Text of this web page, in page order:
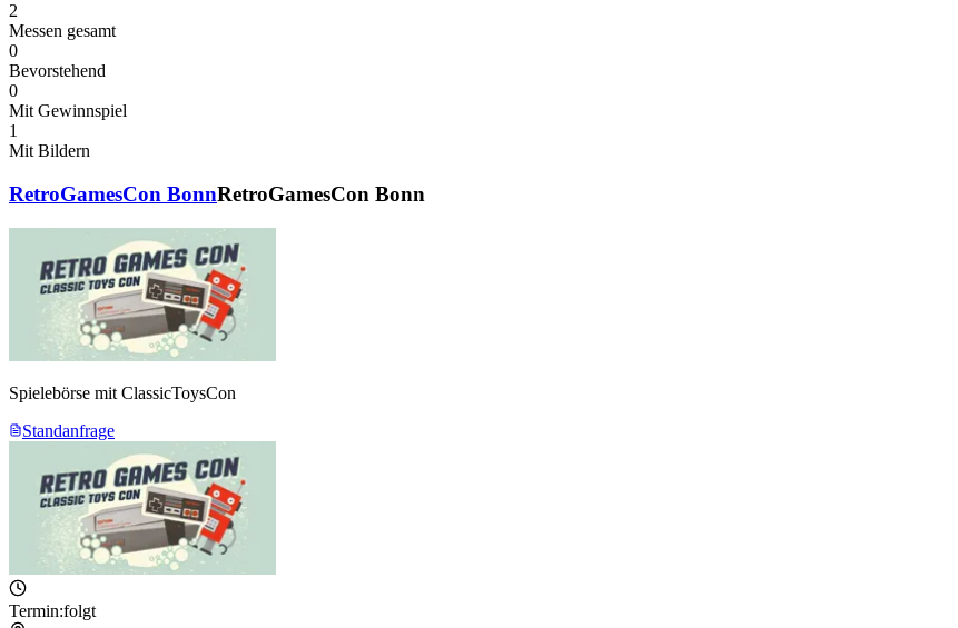
2
Messen gesamt
0
Bevorstehend
0
Mit Gewinnspiel
1
Mit Bildern
RetroGamesCon BonnRetroGamesCon Bonn
Spielebörse mit ClassicToysCon
Standanfrage
Termin:folgt